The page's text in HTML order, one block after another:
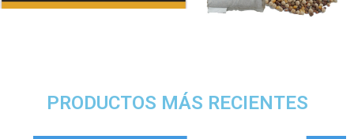
PRODUCTOS MÁS RECIENTES